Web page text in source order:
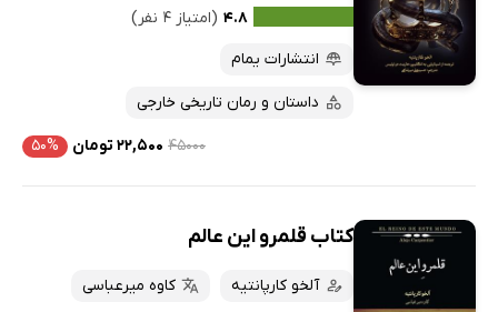
پرفروش‌ها
ارزان ترین‌ها
کتاب‌های متنی
۴.۸ (امتیاز ۴ نفر)
انتشارات یمام
داستان و رمان تاریخی خارجی
۴۵۰۰۰ ۲۲,۵۰۰ تومان ۵۰%
کتاب قلمرو این عالم
آلخو کارپانتیه
کاوه میرعباسی